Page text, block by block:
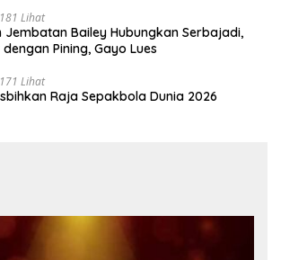
181 Lihat
Jembatan Bailey Hubungkan Serbajadi,
Pining, Gayo Lues
171 Lihat
Raja Sepakbola Dunia 2026